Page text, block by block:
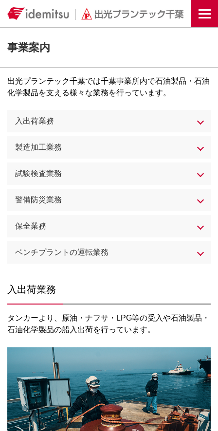
事業案内
出光プランテック千葉では千葉事業所内で石油製品・石油
化学製品を支える様々な業務を行っています。
入出荷業務
製造加工業務
試験検査業務
警備防災業務
保全業務
ベンチプラントの運転業務
入出荷業務
タンカーより、原油・ナフサ・LPG等の受入や石油製品・
石油化学製品の船入出荷を行っています。